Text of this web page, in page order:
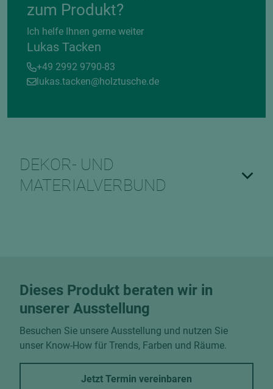
zum Produkt?
Ich helfe Ihnen gerne weiter
Lukas Tacken
+49 2992 9790-83
lukas.tacken@holztusche.de
DEKOR- UND
MATERIALVERBUND
Dieses Produkt beraten wir in
unserer Ausstellung
Besuchen Sie unsere Ausstellung und nutzen Sie
unser Know-How für Trends, Farben und Räume.
Jetzt Termin vereinbaren